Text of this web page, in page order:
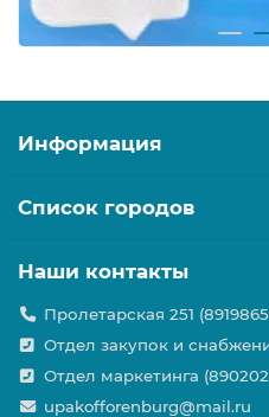
Информация
Список городов
Наши контакты
Пролетарская 251
Отдел закупок и
Отдел маркетинга
upakofforenburg@mail.ru